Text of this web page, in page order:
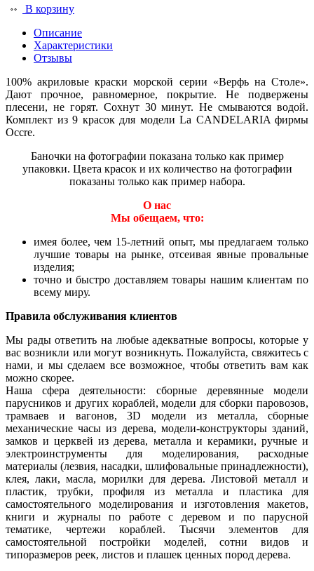
В корзину
Описание
Характеристики
Отзывы
100% акриловые краски морской серии «Верфь на Столе».
Дают прочное, равномерное, покрытие. Не подвержены
плесени, не горят. Сохнут 30 минут. Не смываются водой.
Комплект из 9 красок для модели La CANDELARIA фирмы
Occre.
Баночки на фотографии показана только как пример
упаковки. Цвета красок и их количество на фотографии
показаны только как пример набора.
О нас
Мы обещаем, что:
имея более, чем 15-летний опыт, мы предлагаем только
лучшие товары на рынке, отсеивая явные провальные
изделия;
точно и быстро доставляем товары нашим клиентам по
всему миру.
Правила обслуживания клиентов
Мы рады ответить на любые адекватные вопросы, которые у
вас возникли или могут возникнуть. Пожалуйста, свяжитесь с
нами, и мы сделаем все возможное, чтобы ответить вам как
можно скорее.
Наша сфера деятельности: сборные деревянные модели
парусников и других кораблей, модели для сборки паровозов,
трамваев и вагонов, 3D модели из металла, сборные
механические часы из дерева, модели-конструкторы зданий,
замков и церквей из дерева, металла и керамики, ручные и
электроинструменты для моделирования, расходные
материалы (лезвия, насадки, шлифовальные принадлежности),
клея, лаки, масла, морилки для дерева. Листовой металл и
пластик, трубки, профиля из металла и пластика для
самостоятельного моделирования и изготовления макетов,
книги и журналы по работе с деревом и по парусной
тематике, чертежи кораблей. Тысячи элементов для
самостоятельной постройки моделей, сотни видов и
типоразмеров реек, листов и плашек ценных пород дерева.